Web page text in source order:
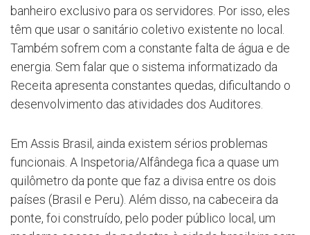
banheiro exclusivo para os servidores. Por isso, eles
têm que usar o sanitário coletivo existente no local.
Também sofrem com a constante falta de água e de
energia. Sem falar que o sistema informatizado da
Receita apresenta constantes quedas, dificultando o
desenvolvimento das atividades dos Auditores.
Em Assis Brasil, ainda existem sérios problemas
funcionais. A Inspetoria/Alfândega fica a quase um
quilômetro da ponte que faz a divisa entre os dois
países (Brasil e Peru). Além disso, na cabeceira da
ponte, foi construído, pelo poder público local, um